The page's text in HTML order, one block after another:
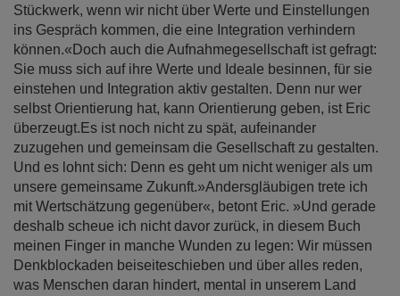
Stückwerk, wenn wir nicht über Werte und Einstellungen
ins Gespräch kommen, die eine Integration verhindern
können.«Doch auch die Aufnahmegesellschaft ist gefragt:
Sie muss sich auf ihre Werte und Ideale besinnen, für sie
einstehen und Integration aktiv gestalten. Denn nur wer
selbst Orientierung hat, kann Orientierung geben, ist Eric
überzeugt.Es ist noch nicht zu spät, aufeinander
zuzugehen und gemeinsam die Gesellschaft zu gestalten.
Und es lohnt sich: Denn es geht um nicht weniger als um
unsere gemeinsame Zukunft.»Andersgläubigen trete ich
mit Wertschätzung gegenüber«, betont Eric. »Und gerade
deshalb scheue ich nicht davor zurück, in diesem Buch
meinen Finger in manche Wunden zu legen: Wir müssen
Denkblockaden beiseiteschieben und über alles reden,
was Menschen daran hindert, mental in unserem Land